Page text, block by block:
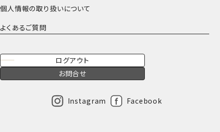
個人情報の取り扱いについて
よくあるご質問
ログアウト
お問合せ
Instagram Facebook